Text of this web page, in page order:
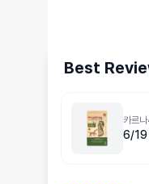
Best
카르
6/19